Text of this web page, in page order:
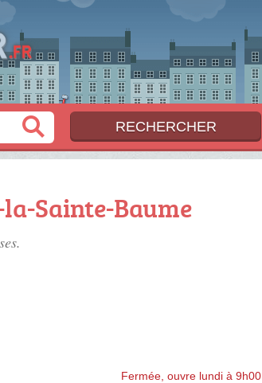
Sainte-Baume
.
Fermée, ouvre lundi à 9h00